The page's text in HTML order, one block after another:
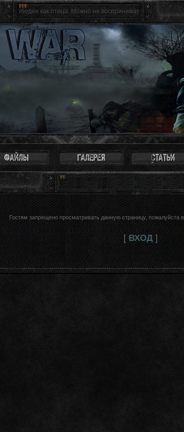
птица. Можно не воспринимать Зону всерьез, многие
Гостям запрещено просматривать данную страницу, пожалуйста
[ ВХОД]